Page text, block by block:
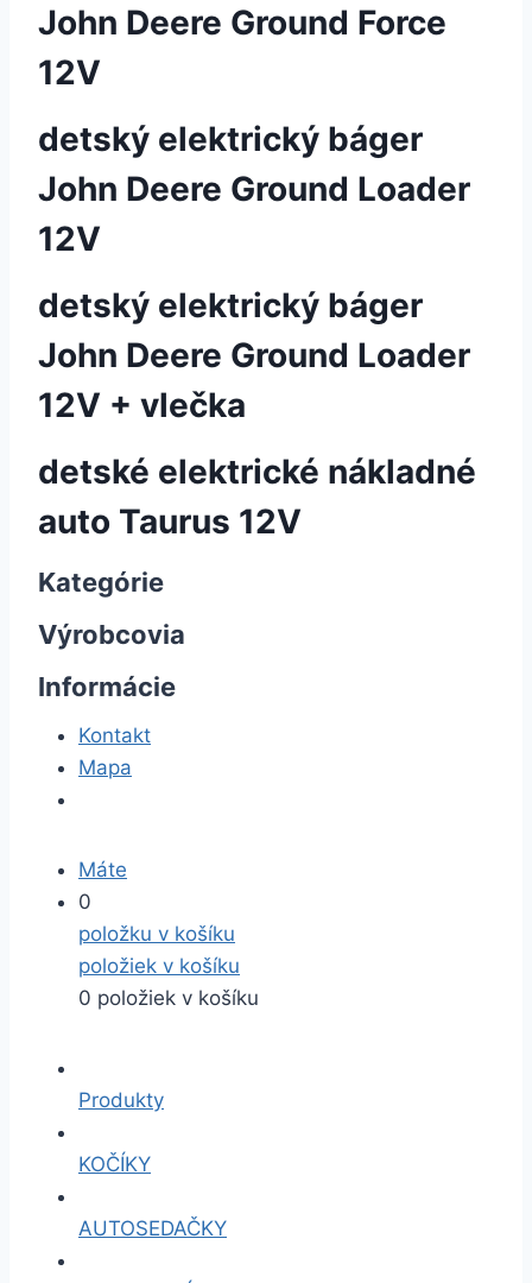
John Deere Ground Force
12V
detský elektrický báger
John Deere Ground Loader
12V
detský elektrický báger
John Deere Ground Loader
12V + vlečka
detské elektrické nákladné
auto Taurus 12V
Kategórie
Výrobcovia
Informácie
Kontakt
Mapa
Máte
0
položku v košíku
položiek v košíku
0 položiek v košíku
Produkty
KOČÍKY
AUTOSEDAČKY